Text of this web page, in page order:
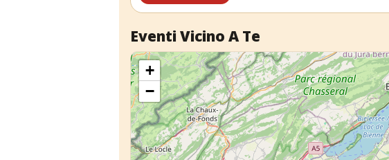
Eventi Vicino A Te
+
−